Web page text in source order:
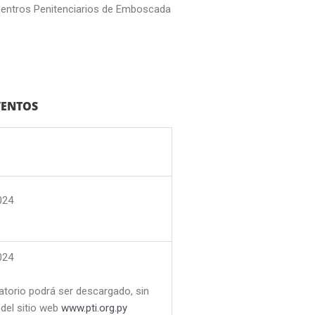
Penitenciarios de Emboscada
podrá ser descargado, sin
sitio web www.pti.org.py